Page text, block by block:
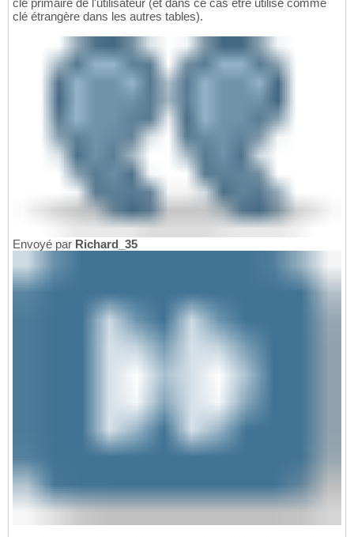
clé primaire de l'utilisateur (et dans ce cas être utilisé comme
clé étrangère dans les autres tables).
Envoyé par Richard_35